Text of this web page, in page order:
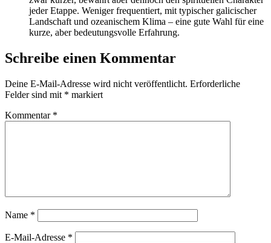
jeder Etappe. Weniger frequentiert, mit typischer galicischer
Landschaft und ozeanischem Klima – eine gute Wahl für eine
kurze, aber bedeutungsvolle Erfahrung.
Schreibe einen Kommentar
Deine E-Mail-Adresse wird nicht veröffentlicht. Erforderliche
Felder sind mit * markiert
Kommentar *
Name *
E-Mail-Adresse *